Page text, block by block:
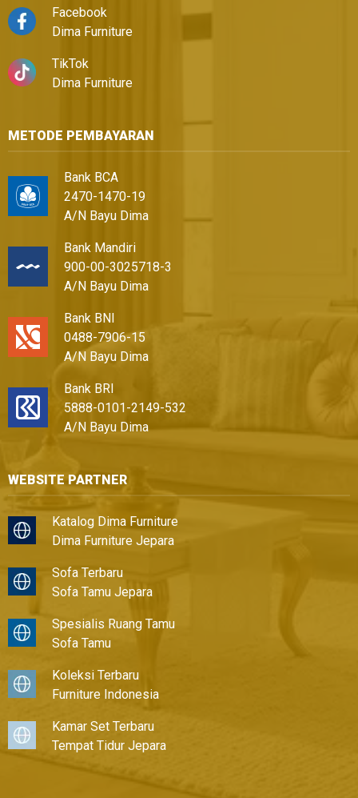
Facebook
Dima Furniture
TikTok
Dima Furniture
METODE PEMBAYARAN
Bank BCA
2470-1470-19
A/N Bayu Dima
Bank Mandiri
900-00-3025718-3
A/N Bayu Dima
Bank BNI
0488-7906-15
A/N Bayu Dima
Bank BRI
5888-0101-2149-532
A/N Bayu Dima
WEBSITE PARTNER
Katalog Dima Furniture
Dima Furniture Jepara
Sofa Terbaru
Sofa Tamu Jepara
Spesialis Ruang Tamu
Sofa Tamu
Koleksi Terbaru
Furniture Indonesia
Kamar Set Terbaru
Tempat Tidur Jepara